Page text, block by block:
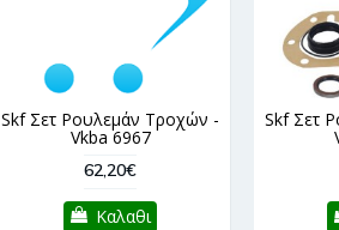
Skf Σετ Ρουλεμάν Τροχών -
Vkba 6967
62,20€
Καλαθι
Skf Σετ